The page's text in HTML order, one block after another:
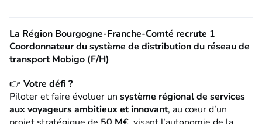
La Région Bourgogne-Franche-Comté recrute 1
Coordonnateur du système de distribution du réseau de
transport Mobigo (F/H)
👉 Votre défi ?
Piloter et faire évoluer un système régional de services
aux voyageurs ambitieux et innovant, au cœur d’un